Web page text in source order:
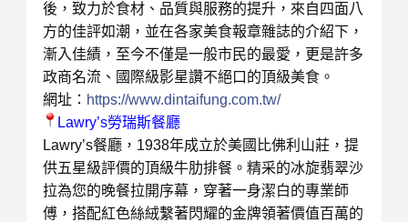
後，致力於食材、品質與服務的提升，來自四面八
方的佳評如潮，並在各家美食報章雜誌的介紹下，
漸入佳績，至今不僅是一般市民的最愛，更是許多
政商名流、國際級影星讚不絕口的頂級美食。
網址： https://www.dintaifung.com.tw/
Lawry’s勞瑞斯餐廳
Lawry’s餐廳，1938年成立於美國比佛利山莊，提
供五星級評價的頂級牛肋排餐。精采的冰旋翡翠沙
拉為您的晚餐拉開序幕，穿著一身潔白的專業師
傅，搭配紅色絲絨繫著閃耀的金牌領著價值百萬的